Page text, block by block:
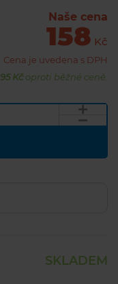
Naše cena
158 Kč
Cena je uvedena s DPH
95 Kčoproti běžné ceně.
SKLADEM